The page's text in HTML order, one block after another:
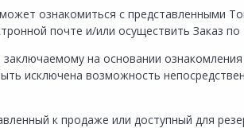
ознакомиться с представленными
почте и/или осуществить Заказ по
на основании
исключена возможность
к продаже или доступный для